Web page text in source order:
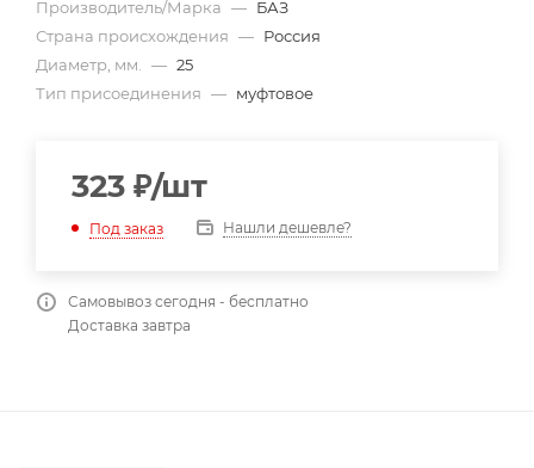
Производитель/Марка — БАЗ
Страна происхождения — Россия
Диаметр, мм.
— 25
Тип присоединения — муфтовое
323 ₽/шт
Под заказ Нашли дешевле?
Самовывоз сегодня - бесплатно
Доставка завтра